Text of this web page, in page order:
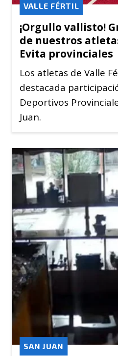
¡Orgullo vallisto!
de nuestros
Evita provinciales
VALLE FÉRTIL
Los atletas de Valle
destacada
Deportivos
Juan.
SAN JUAN